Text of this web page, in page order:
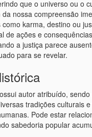
que o universo ou o
nossa compreensão
karma, destino ou
de ações e
a justiça parece
para se revelar.
autor atribuído,
tradições culturais
Pode estar
sabedoria popular